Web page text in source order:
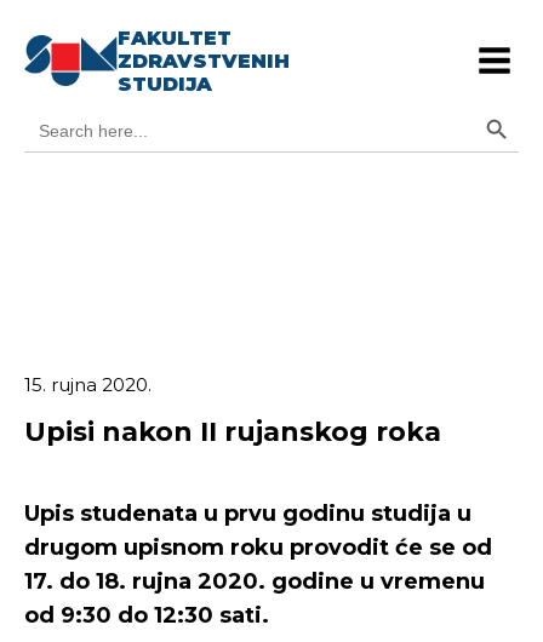
FAKULTET
ZDRAVSTVENIH
STUDIJA
for:
15. rujna 2020.
Upisi nakon II rujanskog roka
Upis studenata u prvu godinu studija u
drugom upisnom roku provodit će se od
17. do 18. rujna 2020. godine u vremenu
od 9:30 do 12:30 sati.